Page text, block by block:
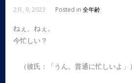
2月, 9, 2023 Posted in全年齢
ねぇ、ねぇ。
今忙しい？
（彼氏：「うん。普通に忙しいよ」）